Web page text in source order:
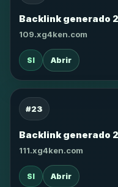
Backlink generado
109.xg4ken.com
SI Abrir
#23
Backlink generado
111.xg4ken.com
SI Abrir